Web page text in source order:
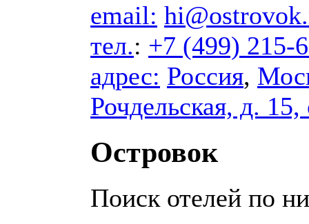
email:
тел.: +7 (499) 215-
адрес: Россия,
Рочдельская, д. 15,
Островок
Поиск отелей по